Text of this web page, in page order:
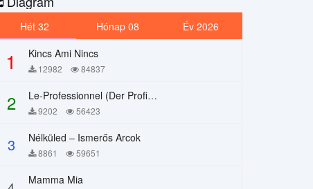
Hét 32 Hónap 08 Év 2026
1 Kincs Ami Nincs
12982 84837
2 Le-Professionnel (Der Profi) – Chi Mai
9202 56423
3 Nélküled – Ismerős Arcok
8861 59651
Mamma Mia